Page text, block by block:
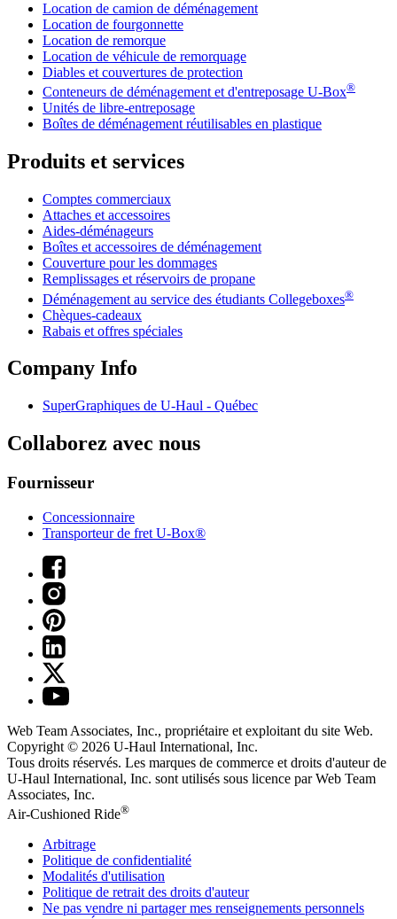
Location de camion de déménagement
Location de fourgonnette
Location de remorque
Location de véhicule de remorquage
Diables et couvertures de protection
Conteneurs de déménagement et d'entreposage U-Box®
Unités de libre-entreposage
Boîtes de déménagement réutilisables en plastique
Produits et services
Comptes commerciaux
Attaches et accessoires
Aides-déménageurs
Boîtes et accessoires de déménagement
Couverture pour les dommages
Remplissages et réservoirs de propane
Déménagement au service des étudiants Collegeboxes®
Chèques-cadeaux
Rabais et offres spéciales
Company Info
SuperGraphiques de U-Haul - Québec
Collaborez avec nous
Fournisseur
Concessionnaire
Transporteur de fret U-Box®
Web Team Associates, Inc., propriétaire et exploitant du site Web.
Copyright © 2026 U-Haul International, Inc.
Tous droits réservés. Les marques de commerce et droits d'auteur de
U-Haul International, Inc. sont utilisés sous licence par Web Team
Associates, Inc.
Air-Cushioned Ride®
Arbitrage
Politique de confidentialité
Modalités d'utilisation
Politique de retrait des droits d'auteur
Ne pas vendre ni partager mes renseignements personnels